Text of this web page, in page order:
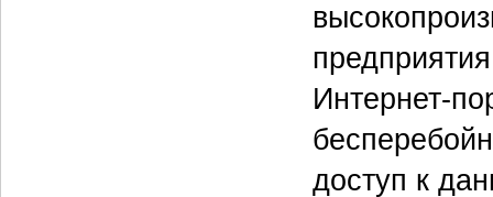
Интернет-
доступ к